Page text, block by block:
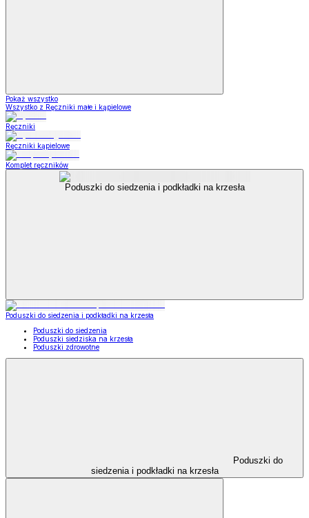
Pokaż wszystko
Wszystko z Ręczniki małe i kąpielowe
Ręczniki
Ręczniki kąpielowe
Komplet ręczników
Poduszki do siedzenia i podkładki na krzesła
Poduszki do siedzenia i podkładki na krzesła
Poduszki do siedzenia
Poduszki siedziska na krzesła
Poduszki zdrowotne
Poduszki do
siedzenia i podkładki na krzesła